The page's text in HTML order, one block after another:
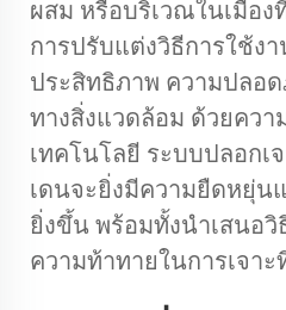
ผสม หรือบริเวณในเมือง
การปรับแต่งวิธีการใช้ง
ประสิทธิภาพ ความปลอ
ทางสิ่งแวดล้อม ด้วยควา
เทคโนโลยี ระบบปลอกเ
เดนจะยิ่งมีความยืดหยุ่น
ยิ่งขึ้น พร้อมทั้งนำเสนอ
ความท้าทายในการเจา